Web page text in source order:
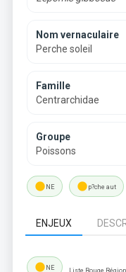
Nom vernaculaire
Perche soleil
Famille
Centrarchidae
Groupe
Poissons
lensNE lensp?che aut
ENJEUX
lensNE Liste Rouge